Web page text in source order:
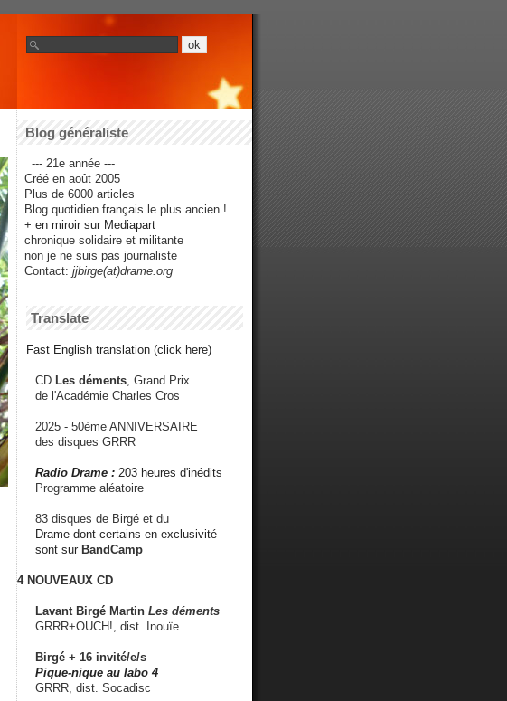
Blog généraliste
--- 21e année ---
Créé en août 2005
Plus de 6000 articles
Blog quotidien français le plus ancien !
+ en miroir sur Mediapart
chronique solidaire et militante
non je ne suis pas journaliste
Contact: jjbirge(at)drame.org
Translate
Fast English translation (click here)
CD Les déments , Grand Prix
de l'Académie Charles Cros
2025 - 50ème ANNIVERSAIRE
des disques GRRR
Radio Drame : 203 heures d'inédits
Programme aléatoire
83 disques de Birgé et du
Drame dont certains en exclusivité
sont sur BandCamp
4 NOUVEAUX CD
Lavant Birgé Martin Les déments
GRRR+OUCH!, dist. Inouïe
Birgé + 16 invité/e/s
Pique-nique au labo 4
GRRR, dist. Socadisc